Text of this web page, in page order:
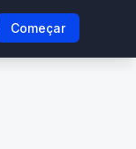
Começar